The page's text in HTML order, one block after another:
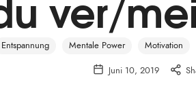
Entspannung Mentale Power Motivation
Juni 10, 2019